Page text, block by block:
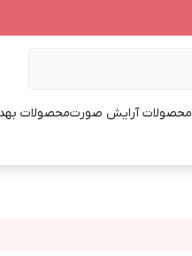
محصولات آرایش صورتمحصولات